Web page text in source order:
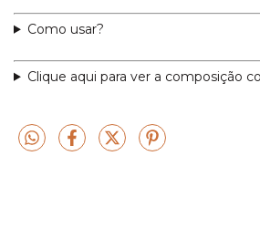
Como usar?
Clique aqui para ver a composição